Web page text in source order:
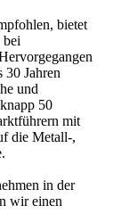
bietet
bei
30 Jahren
und
50
mit
die Metall-,
in der
wir einen